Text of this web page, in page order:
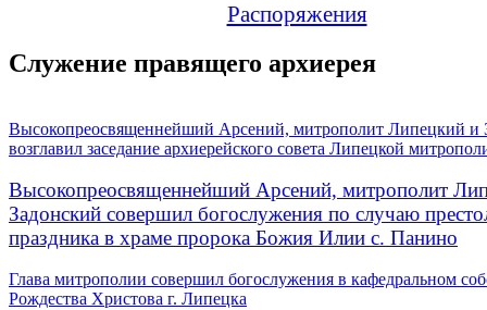
Распоряжения
Служение правящего архиерея
Высокопреосвященнейший Арсений, митрополит Липецкий и
возглавил заседание архиерейского совета Липецкой
Высокопреосвященнейший Арсений, митрополит
Задонский совершил богослужения по случаю
праздника в храме пророка Божия Илии с. Панино
Глава митрополии совершил богослужения в кафедральном
Рождества Христова г. Липецка